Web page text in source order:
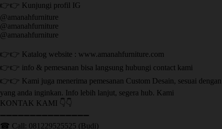
👉👉 Kunjungi profil IG
@amanahfurniture
@amanahfurniture
@amanahfurniture
👉👉 Katalog website : www.amanahfurniture.com
👉👉 info & pemesanan bisa langsung hubungi contact kami
👉👉 Kami juga menerima pemesanan Custom Desain, sesuai dengan
yang anda inginkan. Info lebih lanjut, segera hub. Kami
KONTAK KAMI 👇👇
➖➖➖➖➖➖➖➖➖➖➖➖➖➖➖ ㅤ
☎ Call: 081229525525 (Budi)